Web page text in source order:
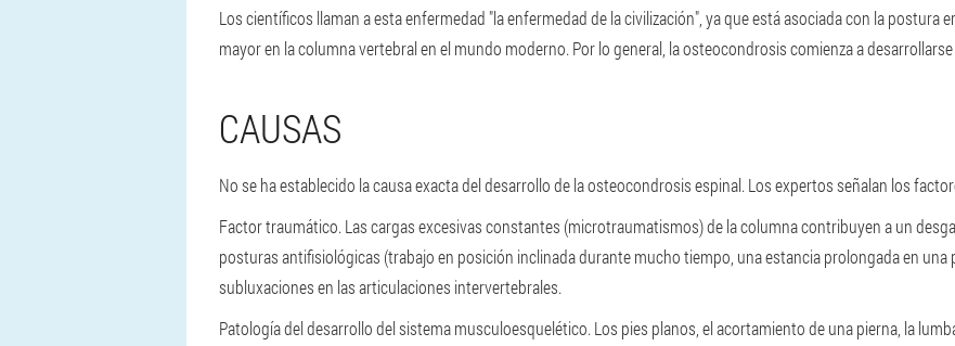
Los científicos llaman a esta enfermedad "la enfermedad de la civilización", ya que está asociada con la postura
mayor en la columna vertebral en el mundo moderno. Por lo general, la osteocondrosis comienza a
CAUSAS
No se ha establecido la causa exacta del desarrollo de la osteocondrosis espinal. Los expertos señalan los
Factor traumático. Las cargas excesivas constantes (microtraumatismos) de la columna contribuyen a un
posturas antifisiológicas (trabajo en posición inclinada durante mucho tiempo, una estancia prolongada en
subluxaciones en las articulaciones intervertebrales.
Patología del desarrollo del sistema musculoesquelético. Los pies planos, el acortamiento de una pierna, la